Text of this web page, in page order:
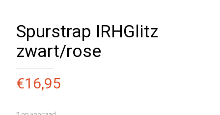
Spurstrap IRHGlitz
zwart/rose
€16,95